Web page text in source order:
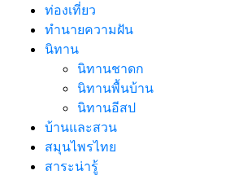
ท่องเที่ยว
ทํานายความฝัน
นิทาน
นิทานชาดก
นิทานพื้นบ้าน
นิทานอีสป
บ้านและสวน
สมุนไพรไทย
สาระน่ารู้